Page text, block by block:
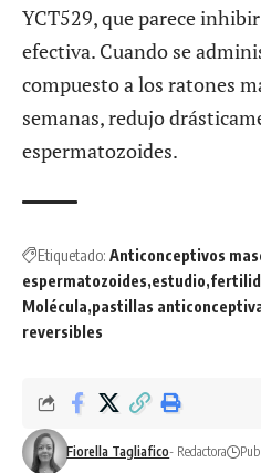
YCT529, que parece
efectiva. Cuando se
compuesto a los ratones
semanas, redujo
espermatozoides.
Etiquetado: Anticonceptivos
espermatozoides estudio
Molécula pastillas
reversibles
Fiorella Tagliafico- Redactora